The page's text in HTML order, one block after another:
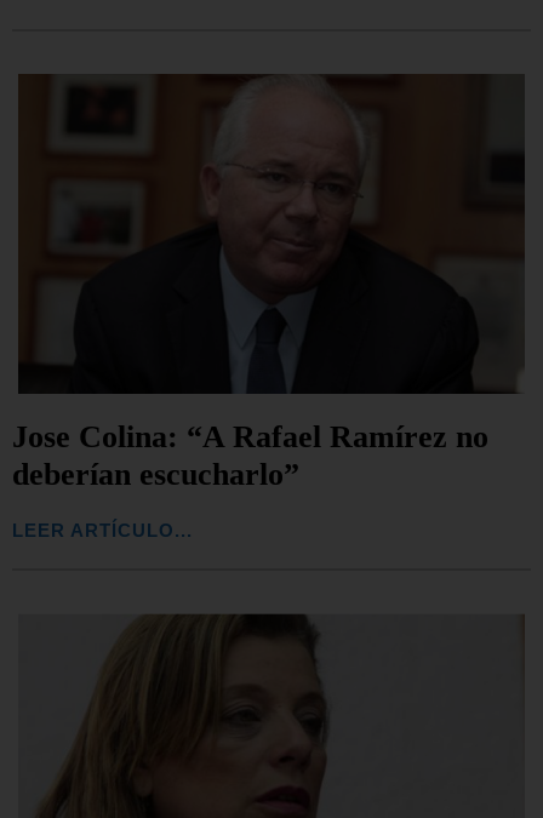
Jose Colina: “A Rafael Ramírez no
deberían escucharlo”
LEER ARTÍCULO...